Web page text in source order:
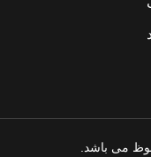
می باشد.